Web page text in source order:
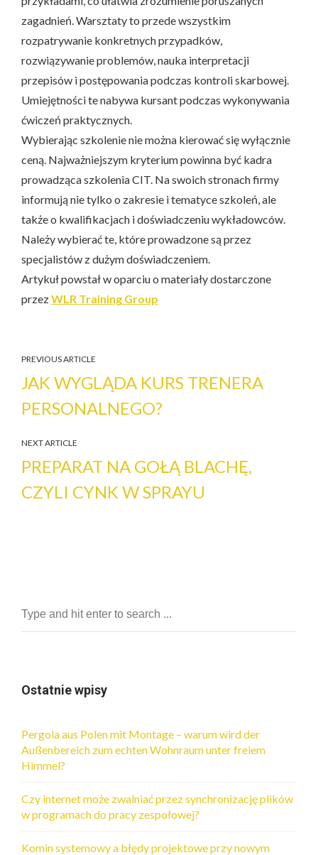
zagadnień. Warsztaty to przede wszystkim
rozpatrywanie konkretnych przypadków,
rozwiązywanie problemów, nauka interpretacji
przepisów i postępowania podczas kontroli skarbowej.
Umiejętności te nabywa kursant podczas wykonywania
ćwiczeń praktycznych.
Wybierając szkolenie nie można kierować się wyłącznie
ceną. Najważniejszym kryterium powinna być kadra
prowadząca szkolenia CIT. Na swoich stronach firmy
informują nie tylko o zakresie i tematyce szkoleń, ale
także o kwalifikacjach i doświadczeniu wykładowców.
Należy wybierać te, które prowadzone są przez
specjalistów z dużym doświadczeniem.
Artykuł powstał w oparciu o materiały dostarczone
przezWLR Training Group
PREVIOUS ARTICLE
JAK WYGLĄDA KURS TRENERA
PERSONALNEGO?
NEXT ARTICLE
PREPARAT NA GOŁĄ BLACHĘ,
CZYLI CYNK W SPRAYU
Ostatnie wpisy
Pergola aus Polen mit Montage – warum wird der
Außenbereich zum echten Wohnraum unter freiem
Himmel?
Czy internet może zwalniać przez synchronizację plików
w programach do pracy zespołowej?
Komin systemowy a błędy projektowe przy nowym